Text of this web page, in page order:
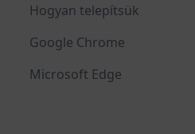
Hogyan telepítsük
Google Chrome
Microsoft Edge